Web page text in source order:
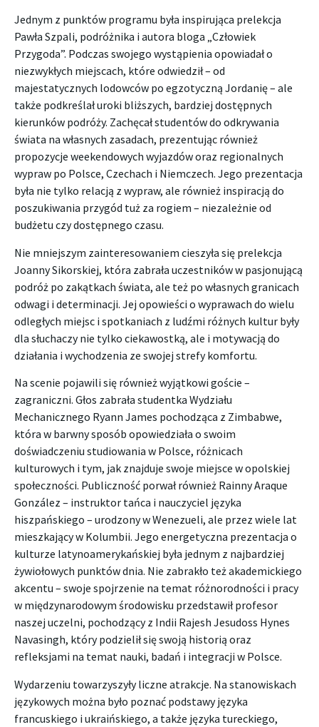
Jednym z punktów programu była inspirująca prelekcja
Pawła Szpali, podróżnika i autora bloga „Człowiek
Przygoda”. Podczas swojego wystąpienia opowiadał o
niezwykłych miejscach, które odwiedził – od
majestatycznych lodowców po egzotyczną Jordanię – ale
także podkreślał uroki bliższych, bardziej dostępnych
kierunków podróży. Zachęcał studentów do odkrywania
świata na własnych zasadach, prezentując również
propozycje weekendowych wyjazdów oraz regionalnych
wypraw po Polsce, Czechach i Niemczech. Jego prezentacja
była nie tylko relacją z wypraw, ale również inspiracją do
poszukiwania przygód tuż za rogiem – niezależnie od
budżetu czy dostępnego czasu.
Nie mniejszym zainteresowaniem cieszyła się prelekcja
Joanny Sikorskiej, która zabrała uczestników w pasjonującą
podróż po zakątkach świata, ale też po własnych granicach
odwagi i determinacji. Jej opowieści o wyprawach do wielu
odległych miejsc i spotkaniach z ludźmi różnych kultur były
dla słuchaczy nie tylko ciekawostką, ale i motywacją do
działania i wychodzenia ze swojej strefy komfortu.
Na scenie pojawili się również wyjątkowi goście –
zagraniczni. Głos zabrała studentka Wydziału
Mechanicznego Ryann James pochodząca z Zimbabwe,
która w barwny sposób opowiedziała o swoim
doświadczeniu studiowania w Polsce, różnicach
kulturowych i tym, jak znajduje swoje miejsce w opolskiej
społeczności. Publiczność porwał również Rainny Araque
González – instruktor tańca i nauczyciel języka
hiszpańskiego – urodzony w Wenezueli, ale przez wiele lat
mieszkający w Kolumbii. Jego energetyczna prezentacja o
kulturze latynoamerykańskiej była jednym z najbardziej
żywiołowych punktów dnia. Nie zabrakło też akademickiego
akcentu – swoje spojrzenie na temat różnorodności i pracy
w międzynarodowym środowisku przedstawił profesor
naszej uczelni, pochodzący z Indii Rajesh Jesudoss Hynes
Navasingh, który podzielił się swoją historią oraz
refleksjami na temat nauki, badań i integracji w Polsce.
Wydarzeniu towarzyszyły liczne atrakcje. Na stanowiskach
językowych można było poznać podstawy języka
francuskiego i ukraińskiego, a także języka tureckiego,